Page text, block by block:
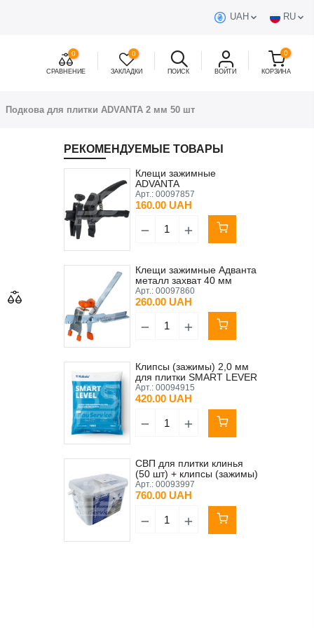
UAH RU
0
СРАВНЕНИЕ
0
ЗАКЛАДКИ ПОИСК ВОЙТИ
0
КОРЗИНА
Подкова для плитки ADVANTA 2 мм 50 шт
РЕКОМЕНДУЕМЫЕ ТОВАРЫ
Клещи зажимные
ADVANTA
Арт.: 00097857
160.00 UAH
Клещи зажимные Адванта
металл захват 40 мм
Арт.: 00097860
260.00 UAH
Клипсы (зажимы) 2,0 мм
для плитки SMART LEVER
Kubala (упак. 100 шт)
Арт.: 00094915
420.00 UAH
СВП для плитки клинья
(50 шт) + клипсы (зажимы)
1 мм (100 шт) + ведро 5 л
SMART LEVER Kubala
Арт.: 00093997
760.00 UAH